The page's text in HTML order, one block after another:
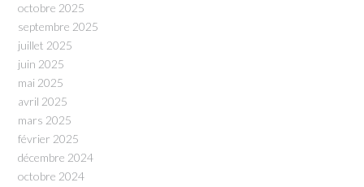
octobre 2025
septembre 2025
juillet 2025
juin 2025
mai 2025
avril 2025
mars 2025
février 2025
décembre 2024
octobre 2024